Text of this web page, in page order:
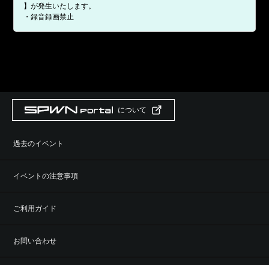
】が発生いたします。
・録音録画禁止
について
過去のイベント
イベントの注意事項
ご利用ガイド
お問い合わせ